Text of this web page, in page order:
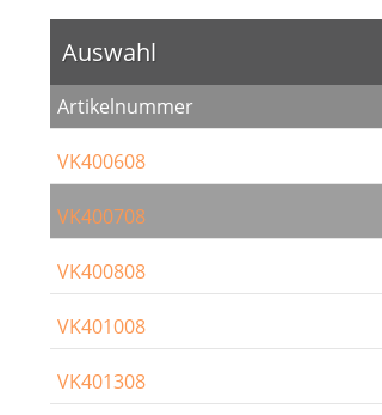
Auswahl
Artikelnummer
VK400608
VK400708
VK400808
VK401008
VK401308